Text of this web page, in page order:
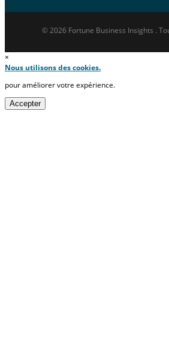
© 2026 Fortune Business Insights .
×
Nous utilisons des cookies.
pour améliorer votre expérience.
Accepter